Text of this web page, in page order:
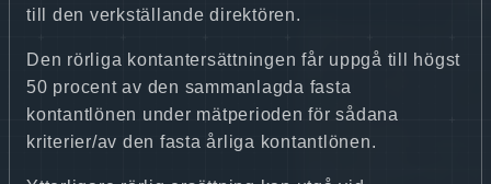
till den verkställande direktören.
Den rörliga kontantersättningen får uppgå till högst
50 procent av den sammanlagda fasta
kontantlönen under mätperioden för sådana
kriterier/av den fasta årliga kontantlönen.